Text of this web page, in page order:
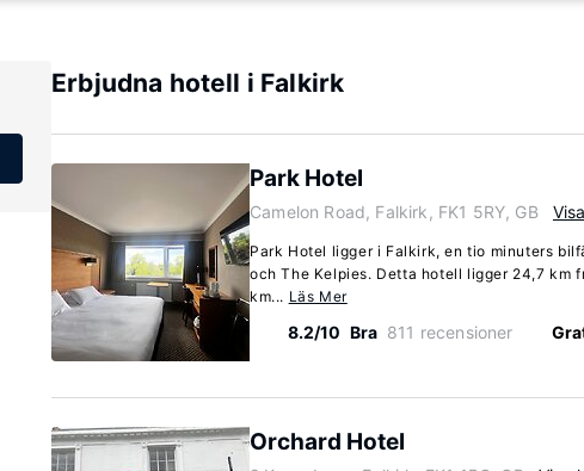
Erbjudna hotell i Falkirk
Park Hotel
Camelon Road, Falkirk, FK1 5RY, GB
Park Hotel ligger i Falkirk, en tio minuters
och The Kelpies. Detta hotell ligger 24,7 km
km... Läs Mer
8.2/10 Bra 811 recensioner
Orchard Hotel